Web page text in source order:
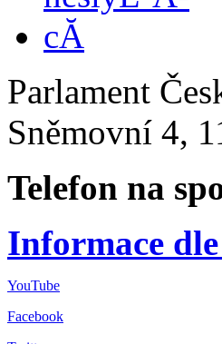
Parlament
Sněmovní 4,
Telefon na
Informace
YouTube
Facebook